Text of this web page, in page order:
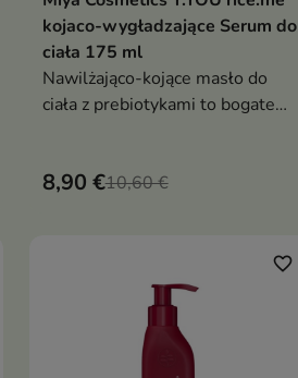
Dodaj do koszyka
kojaco-wygładzające Serum do
ciała 175 ml
Nawilżająco-kojące masło do
ciała z prebiotykami to bogate
skórze miękkość oraz komfort
8,90 €10,60 €
favorite_border